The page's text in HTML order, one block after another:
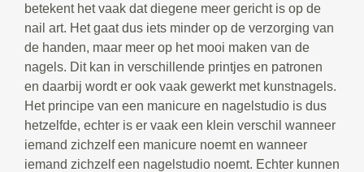
betekent het vaak dat diegene meer gericht is op de
nail art. Het gaat dus iets minder op de verzorging van
de handen, maar meer op het mooi maken van de
nagels. Dit kan in verschillende printjes en patronen
en daarbij wordt er ook vaak gewerkt met kunstnagels.
Het principe van een manicure en nagelstudio is dus
hetzelfde, echter is er vaak een klein verschil wanneer
iemand zichzelf een manicure noemt en wanneer
iemand zichzelf een nagelstudio noemt. Echter kunnen